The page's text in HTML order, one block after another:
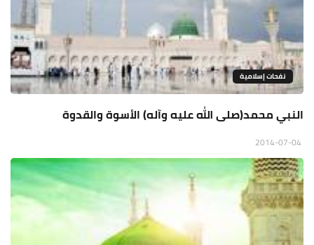
نفحات إسلامية
النبي محمد(صلى الله عليه وآله) الأسوة والقدوة